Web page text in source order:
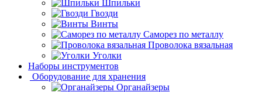
Шпильки
Гвозди
Винты
Саморез по металлу
Проволока вязальная
Уголки
Наборы инструментов
Оборудование для хранения
Органайзеры